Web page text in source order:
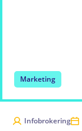
Marketing
Infobrokering